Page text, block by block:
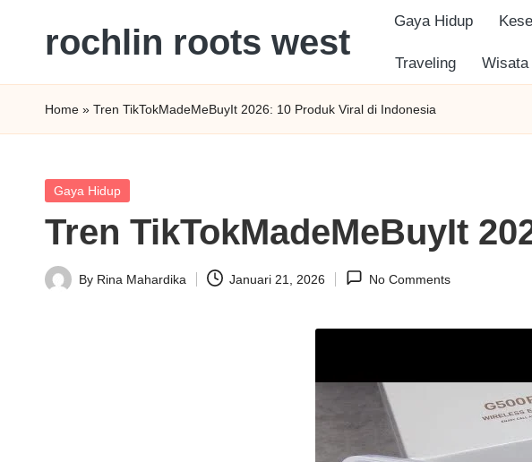
rochlin roots west
Gaya
Hidup,
dan
Kesehatan
Modern
Gaya Hidup
Traveling Wisata
Home » Tren TikTokMadeMeBuyIt 2026: 10 Produk Viral di Indonesia
Posted
Gaya Hidup
Tren TikTokMadeMeBuyIt
Posted
By Rina Mahardika Januari 21, 2026 No Comments